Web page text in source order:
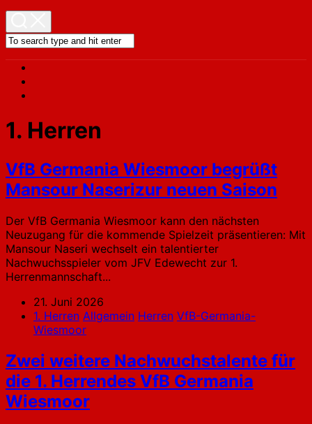
1. Herren
VfB Germania Wiesmoor begrüßt
Mansour Naserizur neuen Saison
Der VfB Germania Wiesmoor kann den nächsten
Neuzugang für die kommende Spielzeit präsentieren: Mit
Mansour Naseri wechselt ein talentierter
Nachwuchsspieler vom JFV Edewecht zur 1.
Herrenmannschaft...
21. Juni 2026
1. Herren Allgemein Herren VfB-Germania-
Wiesmoor
Zwei weitere Nachwuchstalente für
die 1. Herrendes VfB Germania
Wiesmoor